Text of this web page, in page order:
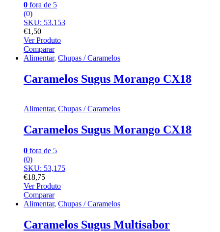
0 fora de 5
(0)
SKU: 53.153
€1,50
Ver Produto
Comparar
Alimentar, Chupas / Caramelos
Caramelos Sugus Morango CX18
Alimentar, Chupas / Caramelos
Caramelos Sugus Morango CX18
0 fora de 5
(0)
SKU: 53,175
€18,75
Ver Produto
Comparar
Alimentar, Chupas / Caramelos
Caramelos Sugus Multisabor